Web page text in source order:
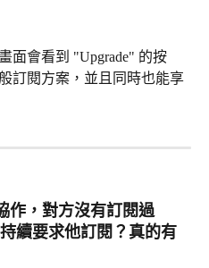
面會看到 "Upgrade" 的按
訂閱方案，並且同時也能享
作，對方沒有訂閱過
續要求他訂閱？真的有